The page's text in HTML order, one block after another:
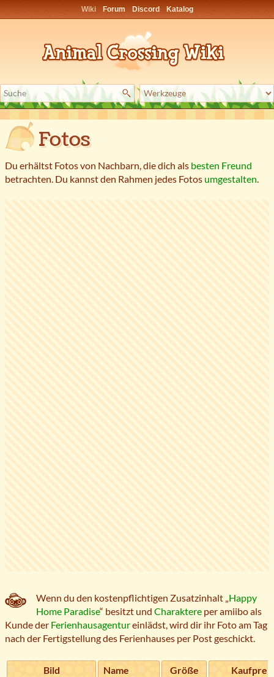
Wiki Forum Discord Katalog
Fotos
Du erhältst Fotos von Nachbarn, die dich als besten Freund
betrachten. Du kannst den Rahmen jedes Fotos umgestalten.
Wenn du den kostenpflichtigen Zusatzinhalt „ Happy
Home Paradise“ besitzt und Charaktere per amiibo als
Kunde der Ferienhausagentureinlädst, wird dir ihr Foto am Tag
nach der Fertigstellung des Ferienhauses per Post geschickt.
Bild Name Größe
Kaufpreis